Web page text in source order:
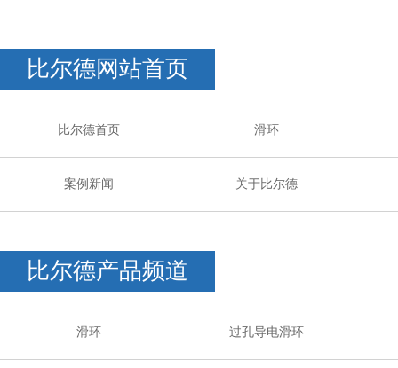
比尔德网站首页
比尔德首页 滑环
案例新闻 关于比尔德
比尔德产品频道
滑环 过孔导电滑环